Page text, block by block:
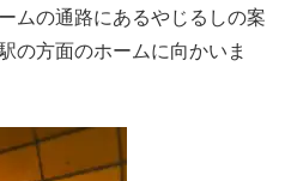
ムの通路にあるやじるしの案
の方面のホームに向かいま